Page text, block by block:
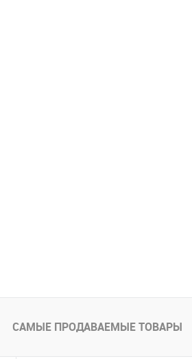
САМЫЕ ПРОДАВАЕМЫЕ ТОВАРЫ